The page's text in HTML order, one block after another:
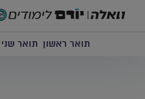
תואר ראשון תואר שני